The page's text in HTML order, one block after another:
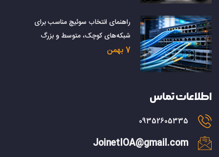
راهنمای انتخاب سوئیچ مناسب برای
شبکه‌های کوچک، متوسط و بزرگ
7 بهمن
اطلاعات تماس
09352605335
JoinetIOA@gmail.com